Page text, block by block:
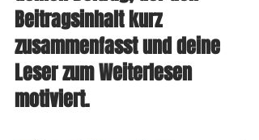
Beitragsinhalt kurz
zusammenfasst und deine
Leser zum Weiterlesen
motiviert.